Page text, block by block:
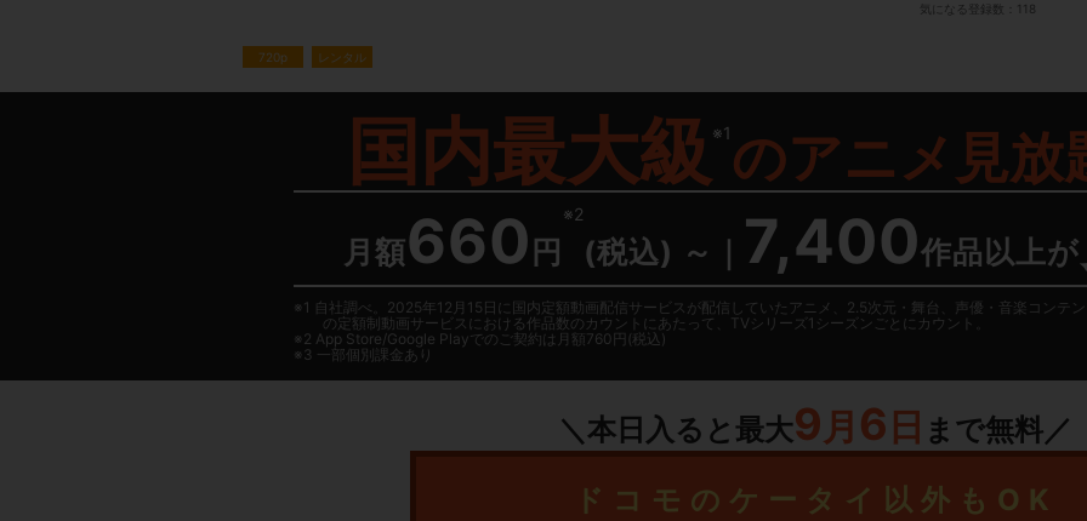
気になる登録数： 118
720p レンタル
国内最大級 ※1 のアニメ見放
月額660 円
※2
(税込) ～ 7,400作品以上が
1 自社調べ。2025年12月15日に国内定額動画配信サービスが配信していたアニメ、2.5次元・舞台、声優・音楽コンテ
の定額制動画サービスにおける作品数のカウントにあたって、TVシリーズ1シーズンごとにカウント。
2 App Store/Google Playでのご契約は月額760円(税込)
3 一部個別課金あり
＼本日入ると最大9月 6 日 まで無料／
ドコモのケータイ以外もOK